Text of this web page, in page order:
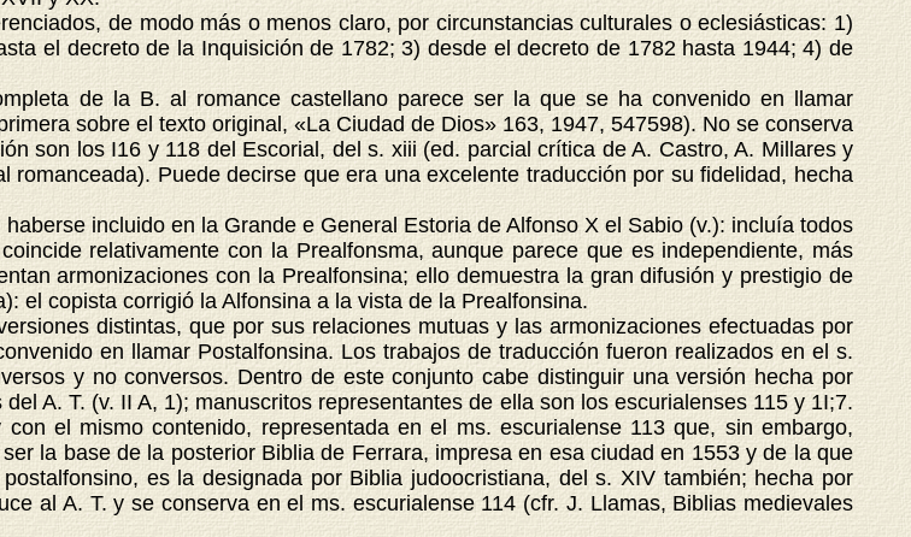
de modo más o menos claro, por circunstancias culturales o eclesiásticas: 1)
el decreto de la Inquisición de 1782; 3) desde el decreto de 1782 hasta 1944; 4) de
de la B. al romance castellano parece ser la que se ha convenido en llamar
sobre el texto original, «La Ciudad de Dios» 163, 1947, 547598). No se conserva
son los I16 y 118 del Escorial, del s. xiii (ed. parcial crítica de A. Castro, A. Millares y
Puede decirse que era una excelente traducción por su fidelidad, hecha
incluido en la Grande e General Estoria de Alfonso X el Sabio (v.): incluía todos
relativamente con la Prealfonsma, aunque parece que es independiente, más
armonizaciones con la Prealfonsina; ello demuestra la gran difusión y prestigio de
el copista corrigió la Alfonsina a la vista de la Prealfonsina.
distintas, que por sus relaciones mutuas y las armonizaciones efectuadas por
en llamar Postalfonsina. Los trabajos de traducción fueron realizados en el s.
y no conversos. Dentro de este conjunto cabe distinguir una versión hecha por
A. T. (v. II A, 1); manuscritos representantes de ella son los escurialenses 115 y 1I;7.
el mismo contenido, representada en el ms. escurialense 113 que, sin embargo,
la base de la posterior Biblia de Ferrara, impresa en esa ciudad en 1553 y de la que
es la designada por Biblia judoocristiana, del s. XIV también; hecha por
al A. T. y se conserva en el ms. escurialense 114 (cfr. J. Llamas, Biblias medievales